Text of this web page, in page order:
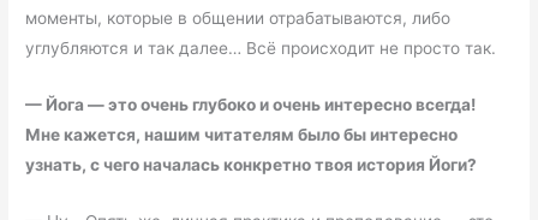
моменты, которые в общении отрабатываются, либо
углубляются и так далее… Всё происходит не просто так.
— Йога—это очень глубоко и очень интересно всегда!
Мне кажется, нашим читателям было бы интересно
узнать, с чего началась конкретно твоя история Йоги?